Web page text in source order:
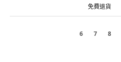
免費退貨
6 7 8